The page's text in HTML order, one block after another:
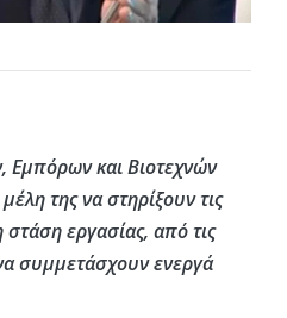
και Βιοτεχνών
της να στηρίξουν τις
στάση εργασίας, από τις
συμμετάσχουν ενεργά